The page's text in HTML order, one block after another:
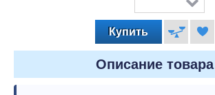
Описание товара